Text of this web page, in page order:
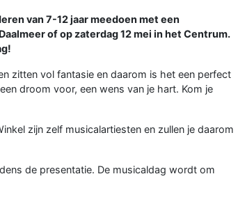
van 7-12 jaar meedoen met een
of op zaterdag 12 mei in het Centrum.
zitten vol fantasie en daarom is het een perfect
droom voor, een wens van je hart. Kom je
zijn zelf musicalartiesten en zullen je daarom
de presentatie. De musicaldag wordt om